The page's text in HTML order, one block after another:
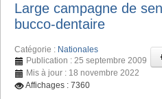
Large campagne de
bucco-dentaire
Catégorie : Nationales
Publication : 25 septembre 2009
Mis à jour : 18 novembre 2022
Affichages : 7360